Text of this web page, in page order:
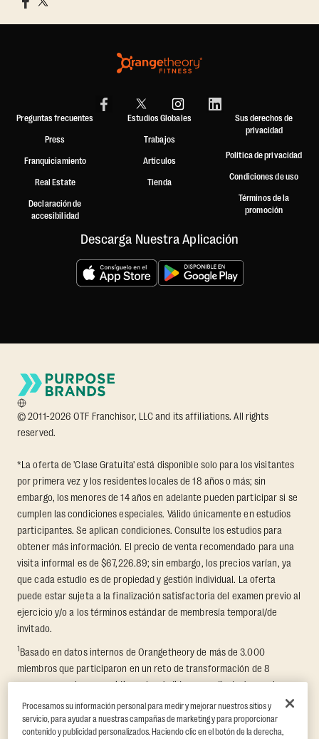
Preguntas frecuentes
Press
Franquiciamiento
Real Estate
Declaración de
accesibilidad
Estudios Globales
Trabajos
Artículos
Tienda
Sus derechos de
privacidad
Política de privacidad
Condiciones de uso
Términos de la
promoción
Descarga Nuestra Aplicación
© 2011-2026 OTF Franchisor, LLC and its affiliations. All rights
reserved.
*La oferta de 'Clase Gratuita' está disponible solo para los visitantes
por primera vez y los residentes locales de 18 años o más; sin
embargo, los menores de 14 años en adelante pueden participar si se
cumplen las condiciones especiales. Válido únicamente en estudios
participantes. Se aplican condiciones. Consulte los estudios para
obtener más información. El precio de venta recomendado para una
visita informal es de $67,226.89; sin embargo, los precios varían, ya
que cada estudio es de propiedad y gestión individual. La oferta
puede estar sujeta a la finalización satisfactoria del examen previo al
ejercicio y/o a los términos estándar de membresía temporal/de
invitado.
1 Basado en datos internos de Orangetheory de más de 3.000
miembros que participaron en un reto de transformación de 8
semanas, en el que se midieron la pérdida promedio de grasa y la
ganancia de masa muscular libre de grasa. Respaldado por hallazgos
independientes en Quindry et al., 2021: “Physiologic and Psychologic
Responses to a High Intensity Functional Training Program.”Journal of
Procesamos su información personal para medir y mejorar nuestros sitios y
servicio, para ayudar a nuestras campañas de marketing y para proporcionar
contenido y publicidad personalizados. Haciendo clic en el botón de la derecha,